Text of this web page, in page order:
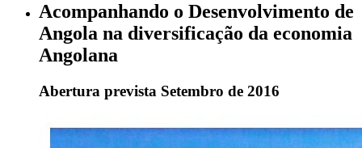
Acompanhando o Desenvolvimento de
Angola na diversificação da economia
Angolana
Abertura prevista Setembro de 2016